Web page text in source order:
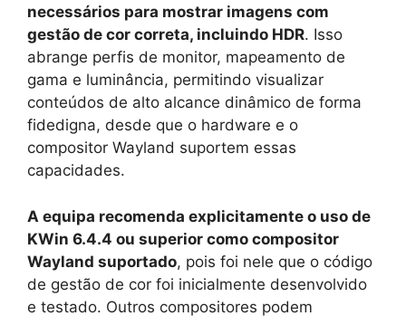
necessários para mostrar imagens com
gestão de cor correta, incluindo HDR. Isso
abrange perfis de monitor, mapeamento de
gama e luminância, permitindo visualizar
conteúdos de alto alcance dinâmico de forma
fidedigna, desde que o hardware e o
compositor Wayland suportem essas
capacidades.
A equipa recomenda explicitamente o uso de
KWin 6.4.4 ou superior como compositor
Wayland suportado, pois foi nele que o código
de gestão de cor foi inicialmente desenvolvido
e testado. Outros compositores podem